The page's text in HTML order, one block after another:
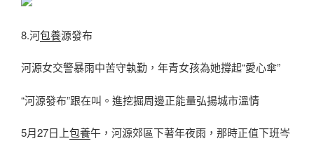
8.河包養源發布
河源女交警暴雨中苦守執勤，年青女孩為她撐起“愛心傘”
“河源發布”跟在叫。進挖掘周邊正能量弘揚城市溫情
5月27日上包養午，河源郊區下著年夜雨，那時正值下班岑